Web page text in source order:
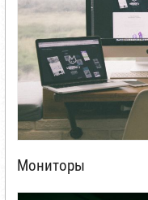
Мониторы